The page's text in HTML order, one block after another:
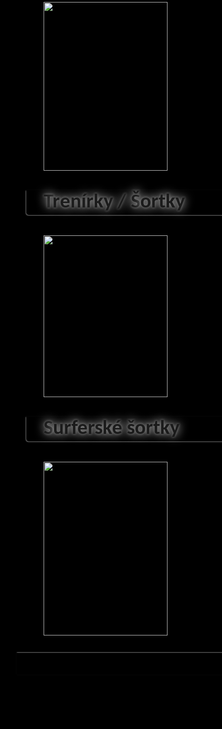
Trenírky /Šortky
Surferské šortky